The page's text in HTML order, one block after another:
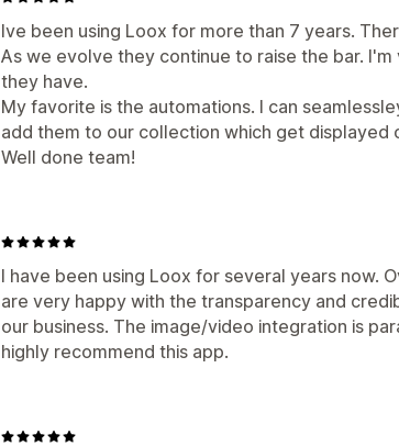
Ive been using Loox for more than 7 years.
As we evolve they continue to raise the bar.
they have.
My favorite is the automations. I can
add them to our collection which get displayed
Well done team!
I have been using Loox for several years now.
are very happy with the transparency and
our business. The image/video integration is
highly recommend this app.